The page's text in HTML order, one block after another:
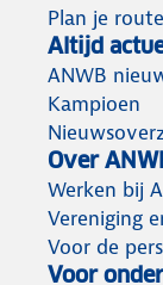
Plan je route
Altijd
ANWB
Kampioen
Over
Werken bij
Vereniging
Voor de pers
Voor